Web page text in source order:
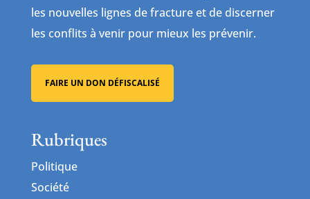
les nouvelles lignes de fracture et de discerner
les conflits à venir pour mieux les prévenir.
FAIRE UN DON DÉFISCALISÉ
Rubriques
Politique
Société